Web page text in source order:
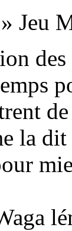
» Jeu
la